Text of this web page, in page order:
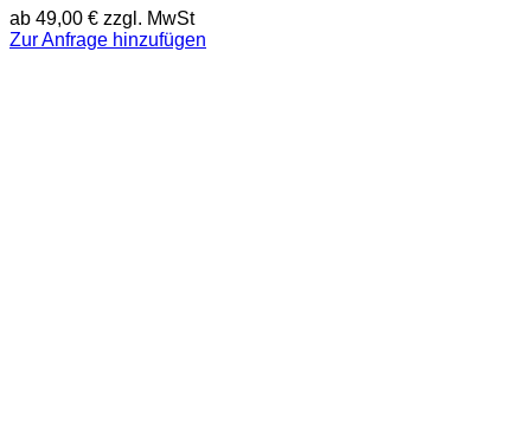
ab 49,00 € zzgl. MwSt
Zur Anfrage hinzufügen